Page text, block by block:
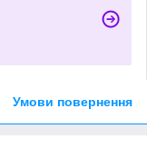
Умови повернення